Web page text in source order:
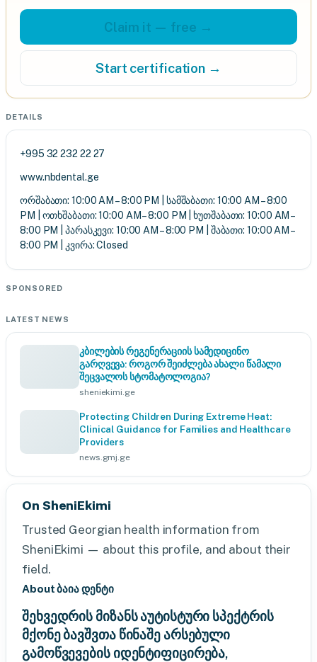
Claim it — free →
Start certification →
DETAILS
+995 32 232 22 27
www.nbdental.ge
ორშაბათი: 10:00 AM – 8:00 PM | სამშაბათი: 10:00 AM – 8:00
PM | ოთხშაბათი: 10:00 AM – 8:00 PM | ხუთშაბათი: 10:00 AM –
8:00 PM | პარასკევი: 10:00 AM – 8:00 PM | შაბათი: 10:00 AM –
8:00 PM | კვირა: Closed
SPONSORED
LATEST NEWS
კბილების რეგენერაციის სამედიცინო
გარღვევა: როგორ შეიძლება ახალი წამალი
შეცვალოს სტომატოლოგია?
sheniekimi.ge
Protecting Children During Extreme Heat:
Clinical Guidance for Families and Healthcare
Providers
news.gmj.ge
On SheniEkimi
Trusted Georgian health information from
SheniEkimi — about this profile, and about their
field.
About ბაია დენტი
შეხვედრის მიზანს აუტისტური სპექტრის
მქონე ბავშვთა წინაშე არსებული
გამოწვევების იდენტიფიცირება,